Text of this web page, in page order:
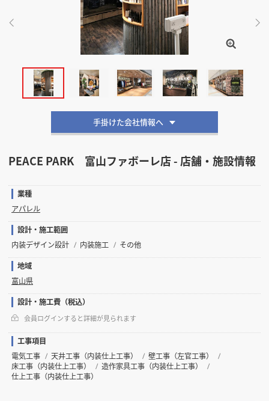
掲載希望のデザイン設計・施工会社様へ
店舗開業・改装をご検討中の方へ
手掛けた会社情報へ
PEACE PARK 富山ファボーレ店 - 店舗・施設情報
業種
アパレル
設計・施工範囲
内装デザイン設計
内装施工
その他
地域
富山県
設計・施工費（税込）
会員ログインすると詳細が見られます
工事項目
電気工事
天井工事（内装仕上工事）
壁工事（左官工事）
床工事（内装仕上工事）
造作家具工事（内装仕上工事）
仕上工事（内装仕上工事）